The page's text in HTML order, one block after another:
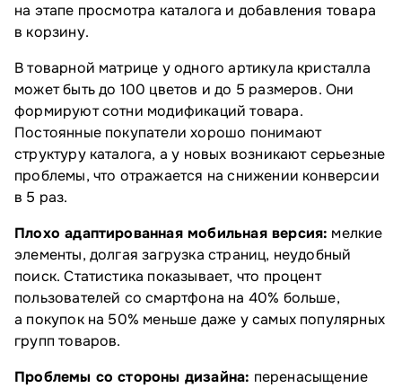
на этапе просмотра каталога и добавления товара
в корзину.
В товарной матрице у одного артикула кристалла
может быть до 100 цветов и до 5 размеров. Они
формируют сотни модификаций товара.
Постоянные покупатели хорошо понимают
структуру каталога, а у новых возникают серьезные
проблемы, что отражается на снижении конверсии
в 5 раз.
Плохо адаптированная мобильная версия: мелкие
элементы, долгая загрузка страниц, неудобный
поиск. Статистика показывает, что процент
пользователей со смартфона на 40% больше,
а покупок на 50% меньше даже у самых популярных
групп товаров.
Проблемы со стороны дизайна: перенасыщение